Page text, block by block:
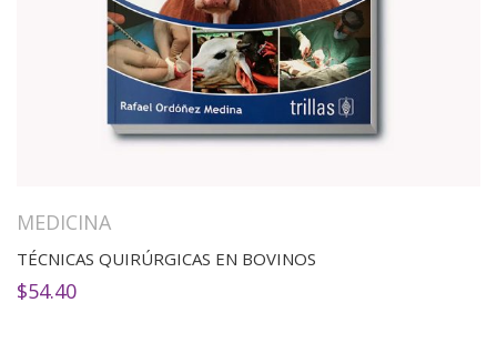
MEDICINA
TÉCNICAS QUIRÚRGICAS EN BOVINOS
$54.40